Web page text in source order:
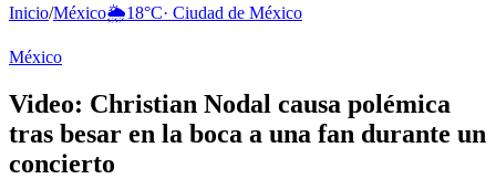
Inicio/México🌦️18°C· Ciudad de México
México
Video: Christian Nodal causa polémica
tras besar en la boca a una fan durante un
concierto